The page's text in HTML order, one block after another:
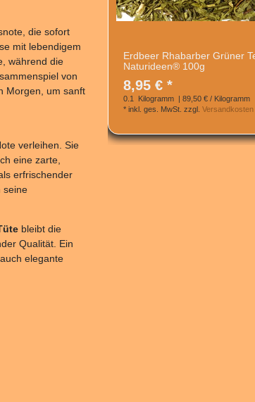
die sofort
mit lebendigem
während die
von
Morgen, um sanft
verleihen. Sie
eine zarte,
erfrischender
seine
bleibt die
Qualität. Ein
elegante
Erdbeer Rhabarber Grüner
Naturideen® 100g
8,95 € *
0.1 Kilogramm | 89,50 € / Kilogramm
* inkl. ges. MwSt. zzgl. Versandkosten